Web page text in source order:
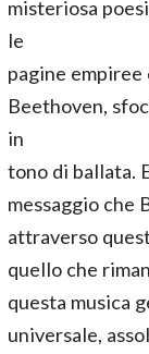
misteriosa
le
pagine
Beethoven,
in
tono di ballata.
messaggio che
attraverso
quello che
questa musica
universale,